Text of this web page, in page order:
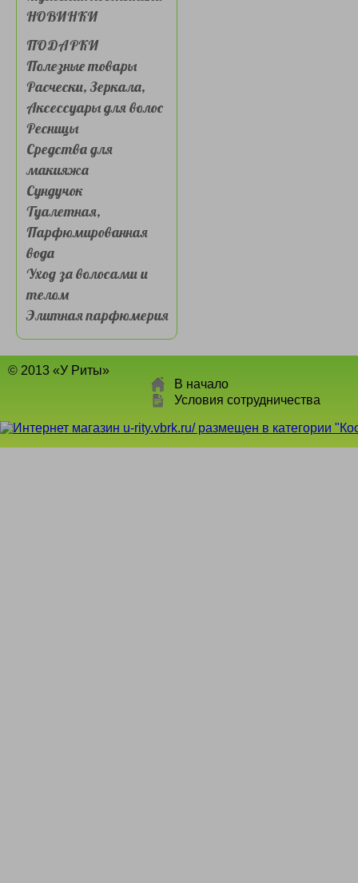
НОВИНКИ
ПОДАРКИ
Полезные товары
Расчески, Зеркала,
Аксессуары для волос
Ресницы
Средства для
макияжа
Сундучок
Туалетная,
Парфюмированная
вода
Уход за волосами и
телом
Элитная парфюмерия
© 2013 «У Риты»
В начало
Условия сотрудничества